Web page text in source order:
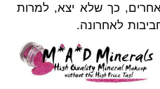
כך שלא יצא, למרות
לאחרונה.